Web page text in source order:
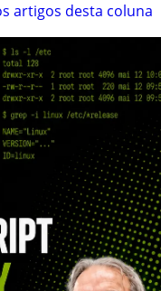
artigos desta coluna